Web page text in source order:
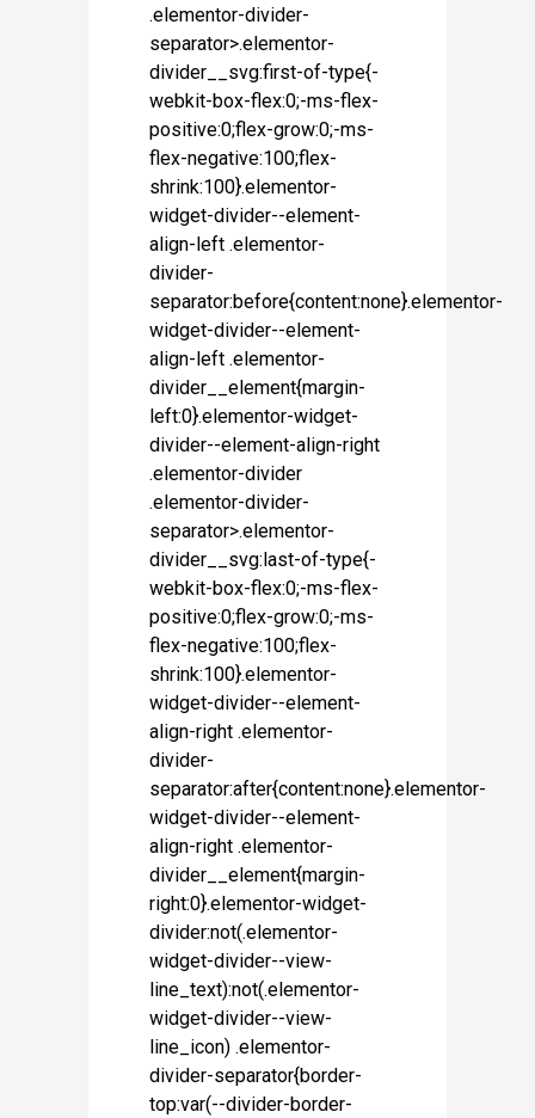
.elementor-divider-
separator>.elementor-
divider__svg:first-of-type{-
webkit-box-flex:0;-ms-flex-
positive:0;flex-grow:0;-ms-
flex-negative:100;flex-
shrink:100}.elementor-
widget-divider--element-
align-left .elementor-
divider-
separator:before{content:none}.elementor-
widget-divider--element-
align-left .elementor-
divider__element{margin-
left:0}.elementor-widget-
divider--element-align-right
.elementor-divider
.elementor-divider-
separator>.elementor-
divider__svg:last-of-type{-
webkit-box-flex:0;-ms-flex-
positive:0;flex-grow:0;-ms-
flex-negative:100;flex-
shrink:100}.elementor-
widget-divider--element-
align-right .elementor-
divider-
separator:after{content:none}.elementor-
widget-divider--element-
align-right .elementor-
divider__element{margin-
right:0}.elementor-widget-
divider:not(.elementor-
widget-divider--view-
line_text):not(.elementor-
widget-divider--view-
line_icon) .elementor-
divider-separator{border-
top:var(--divider-border-